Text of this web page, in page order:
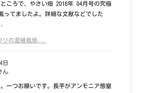
ころで、やさい畑 2016年 04月号の究極
ってましたよ。詳細な文献などでした
リの混植栽培...
日
ん
一つお願いです。長芋がアンモニア態窒